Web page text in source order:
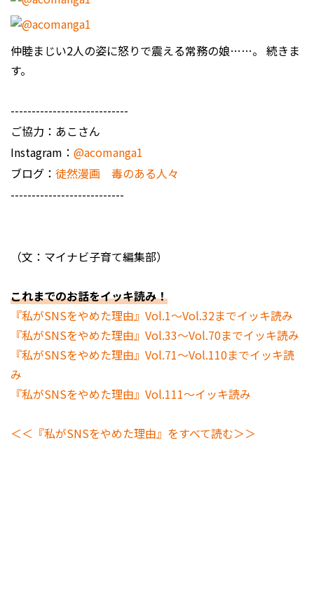
仲睦まじい2人の姿に怒りで震える常務の娘……。 続きま
す。
----------------------------
ご協力：あこさん
Instagram： @acomanga1
ブログ： 徒然漫画 毒のある人々
---------------------------
（文：マイナビ子育て編集部）
これまでのお話をイッキ読み！
『私がSNSをやめた理由』Vol.1～Vol.32までイッキ読み
『私がSNSをやめた理由』Vol.33～Vol.70までイッキ読み
『私がSNSをやめた理由』Vol.71～Vol.110までイッキ読
み
『私がSNSをやめた理由』Vol.111～イッキ読み
＜＜『私がSNSをやめた理由』をすべて読む＞＞